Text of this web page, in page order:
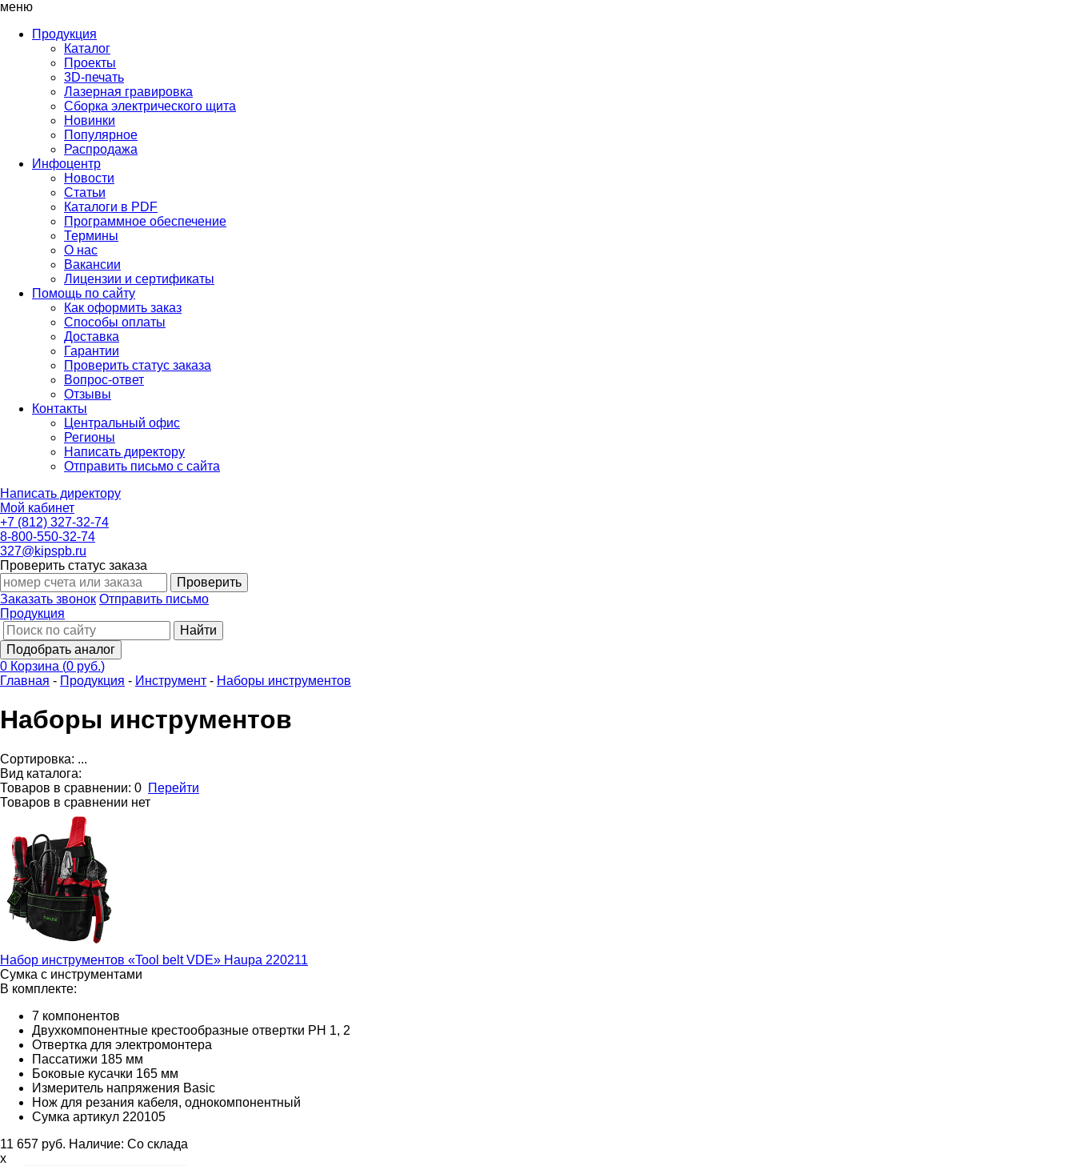
меню
Продукция
Каталог
Проекты
3D-печать
Лазерная гравировка
Сборка электрического щита
Новинки
Популярное
Распродажа
Инфоцентр
Новости
Статьи
Каталоги в PDF
Программное обеспечение
Термины
О нас
Вакансии
Лицензии и сертификаты
Помощь по сайту
Как оформить заказ
Способы оплаты
Доставка
Гарантии
Проверить статус заказа
Вопрос-ответ
Отзывы
Контакты
Центральный офис
Регионы
Написать директору
Отправить письмо с сайта
Написать директору
Мой кабинет
+7 (812) 327-32-74
8-800-550-32-74
327@kipspb.ru
Проверить статус заказа
Проверить
Заказать звонок Отправить письмо
Продукция
Найти
Подобрать аналог
0 Корзина (0 руб.)
Главная - Продукция - Инструмент - Наборы инструментов
Наборы инструментов
Сортировка: ...
Вид каталога:
Товаров в сравнении: 0 Перейти
Товаров в сравнении нет
Набор инструментов «Tool belt VDE» Haupa 220211
Сумка с инструментами
В комплекте:
7 компонентов
Двухкомпонентные крестообразные отвертки PH 1, 2
Отвертка для электромонтера
Пассатижи 185 мм
Боковые кусачки 165 мм
Измеритель напряжения Basic
Нож для резания кабеля, однокомпонентный
Сумка артикул 220105
11 657 руб. Наличие: Со склада
х